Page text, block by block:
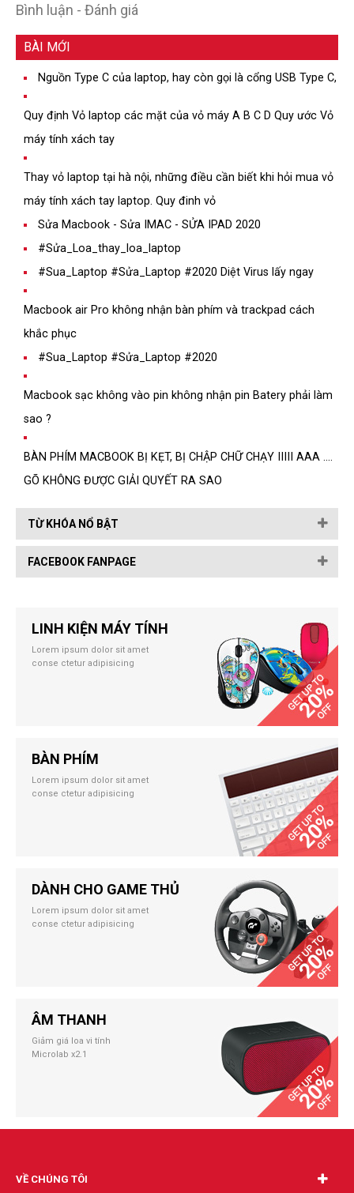
Bình luận - Đánh giá
BÀI MỚI
Nguồn Type C của laptop, hay còn gọi là cổng USB Type C,
Quy định Vỏ laptop các mặt của vỏ máy A B C D Quy ước Vỏ
máy tính xách tay
Thay vỏ laptop tại hà nội, những điều cần biết khi hỏi mua vỏ
máy tính xách tay laptop. Quy đinh vỏ
Sửa Macbook - Sửa IMAC - SỬA IPAD 2020
#Sửa_Loa_thay_loa_laptop
#Sua_Laptop #Sửa_Laptop #2020 Diệt Virus lấy ngay
Macbook air Pro không nhận bàn phím và trackpad cách
khắc phục
#Sua_Laptop #Sửa_Laptop #2020
Macbook sạc không vào pin không nhận pin Batery phải làm
sao ?
BÀN PHÍM MACBOOK BỊ KẸT, BỊ CHẬP CHỮ CHẠY IIIII AAA ....
GÕ KHÔNG ĐƯỢC GIẢI QUYẾT RA SAO
TỪ KHÓA NỔ BẬT
FACEBOOK FANPAGE
LINH KIỆN MÁY TÍNH
Lorem ipsum dolor sit amet
conse ctetur adipisicing
BÀN PHÍM
Lorem ipsum dolor sit amet
conse ctetur adipisicing
DÀNH CHO GAME THỦ
Lorem ipsum dolor sit amet
conse ctetur adipisicing
ÂM THANH
Giảm giá loa vi tính
Microlab x2.1
VỀ CHÚNG TÔI